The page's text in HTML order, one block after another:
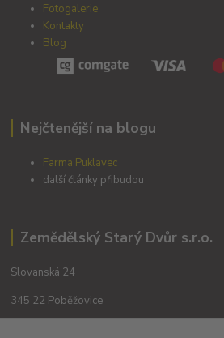
Fotogalerie
Kontakty
Blog
Nejčtenější na blogu
Farma Puklavec
další články přibudou
Zemědělský Starý Dvůr s.r.o.
Slovanská 24
345 22 Poběžovice